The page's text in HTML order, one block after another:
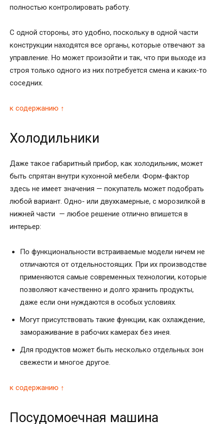
полностью контролировать работу.
С одной стороны, это удобно, поскольку в одной части
конструкции находятся все органы, которые отвечают за
управление. Но может произойти и так, что при выходе из
строя только одного из них потребуется смена и каких-то
соседних.
к содержанию ↑
Холодильники
Даже такое габаритный прибор, как холодильник, может
быть спрятан внутри кухонной мебели. Форм-фактор
здесь не имеет значения — покупатель может подобрать
любой вариант. Одно- или двухкамерные, с морозилкой в
нижней части — любое решение отлично впишется в
интерьер:
По функциональности встраиваемые модели ничем не
отличаются от отдельностоящих. При их производстве
применяются самые современных технологии, которые
позволяют качественно и долго хранить продукты,
даже если они нуждаются в особых условиях.
Могут присутствовать такие функции, как охлаждение,
замораживание в рабочих камерах без инея.
Для продуктов может быть несколько отдельных зон
свежести и многое другое.
к содержанию ↑
Посудомоечная машина